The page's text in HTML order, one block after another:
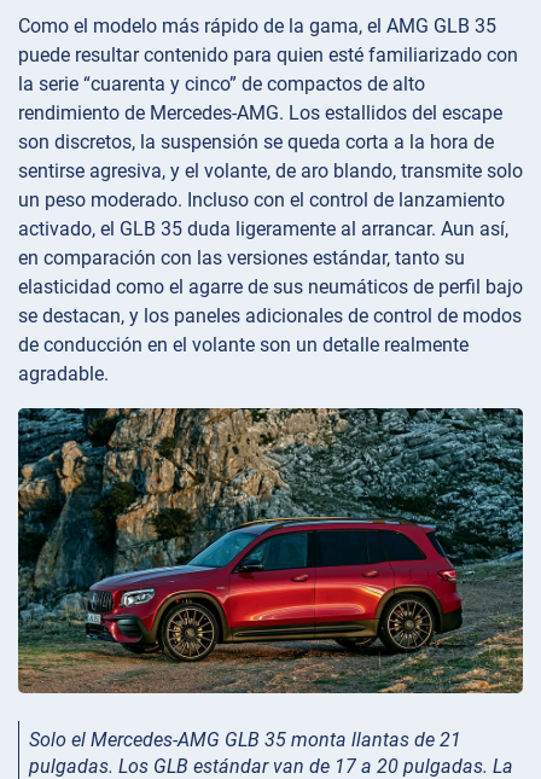
Como el modelo más rápido de la gama, el AMG GLB 35
puede resultar contenido para quien esté familiarizado con
la serie “cuarenta y cinco” de compactos de alto
rendimiento de Mercedes-AMG. Los estallidos del escape
son discretos, la suspensión se queda corta a la hora de
sentirse agresiva, y el volante, de aro blando, transmite solo
un peso moderado. Incluso con el control de lanzamiento
activado, el GLB 35 duda ligeramente al arrancar. Aun así,
en comparación con las versiones estándar, tanto su
elasticidad como el agarre de sus neumáticos de perfil bajo
se destacan, y los paneles adicionales de control de modos
de conducción en el volante son un detalle realmente
agradable.
Solo el Mercedes-AMG GLB 35 monta llantas de 21
pulgadas. Los GLB estándar van de 17 a 20 pulgadas. La